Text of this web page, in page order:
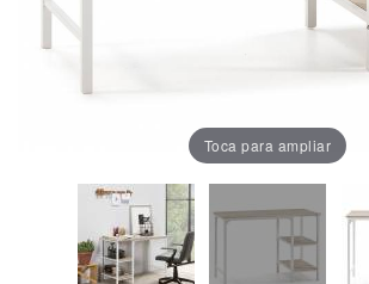
Lámparas
Toca para ampliar